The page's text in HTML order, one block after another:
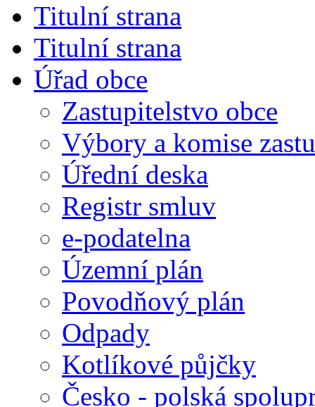
Titulní strana
Titulní strana
Úřad obce
Zastupitelstvo obce
Výbory a komise
Úřední deska
Registr smluv
e-podatelna
Územní plán
Povodňový plán
Odpady
Kotlíkové půjčky
Česko - polská